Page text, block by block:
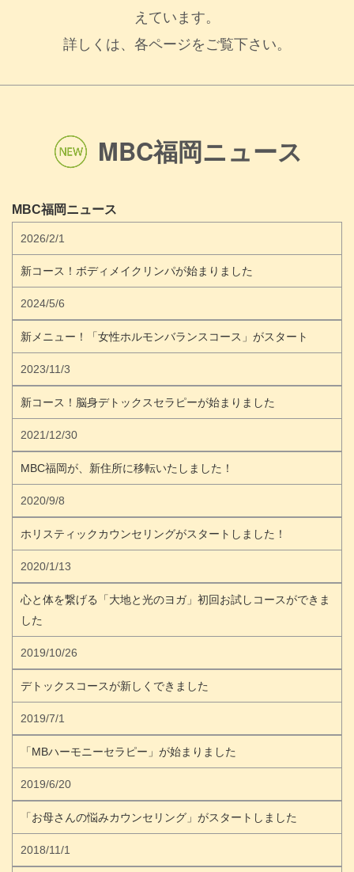
えています。
詳しくは、各ページをご覧下さい。
MBC福岡ニュース
MBC福岡ニュース
2026/2/1
新コース！ボディメイクリンパが始まりました
2024/5/6
新メニュー！「女性ホルモンバランスコース」がスタート
2023/11/3
新コース！脳身デトックスセラピーが始まりました
2021/12/30
MBC福岡が、新住所に移転いたしました！
2020/9/8
ホリスティックカウンセリングがスタートしました！
2020/1/13
心と体を繋げる「大地と光のヨガ」初回お試しコースができま
した
2019/10/26
デトックスコースが新しくできました
2019/7/1
「MBハーモニーセラピー」が始まりました
2019/6/20
「お母さんの悩みカウンセリング」がスタートしました
2018/11/1